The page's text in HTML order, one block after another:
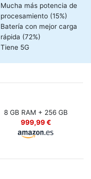
Mucha más potencia de
procesamiento (15%)
Batería con mejor carga
rápida (72%)
Tiene 5G
8 GB RAM + 256 GB
999,99 €